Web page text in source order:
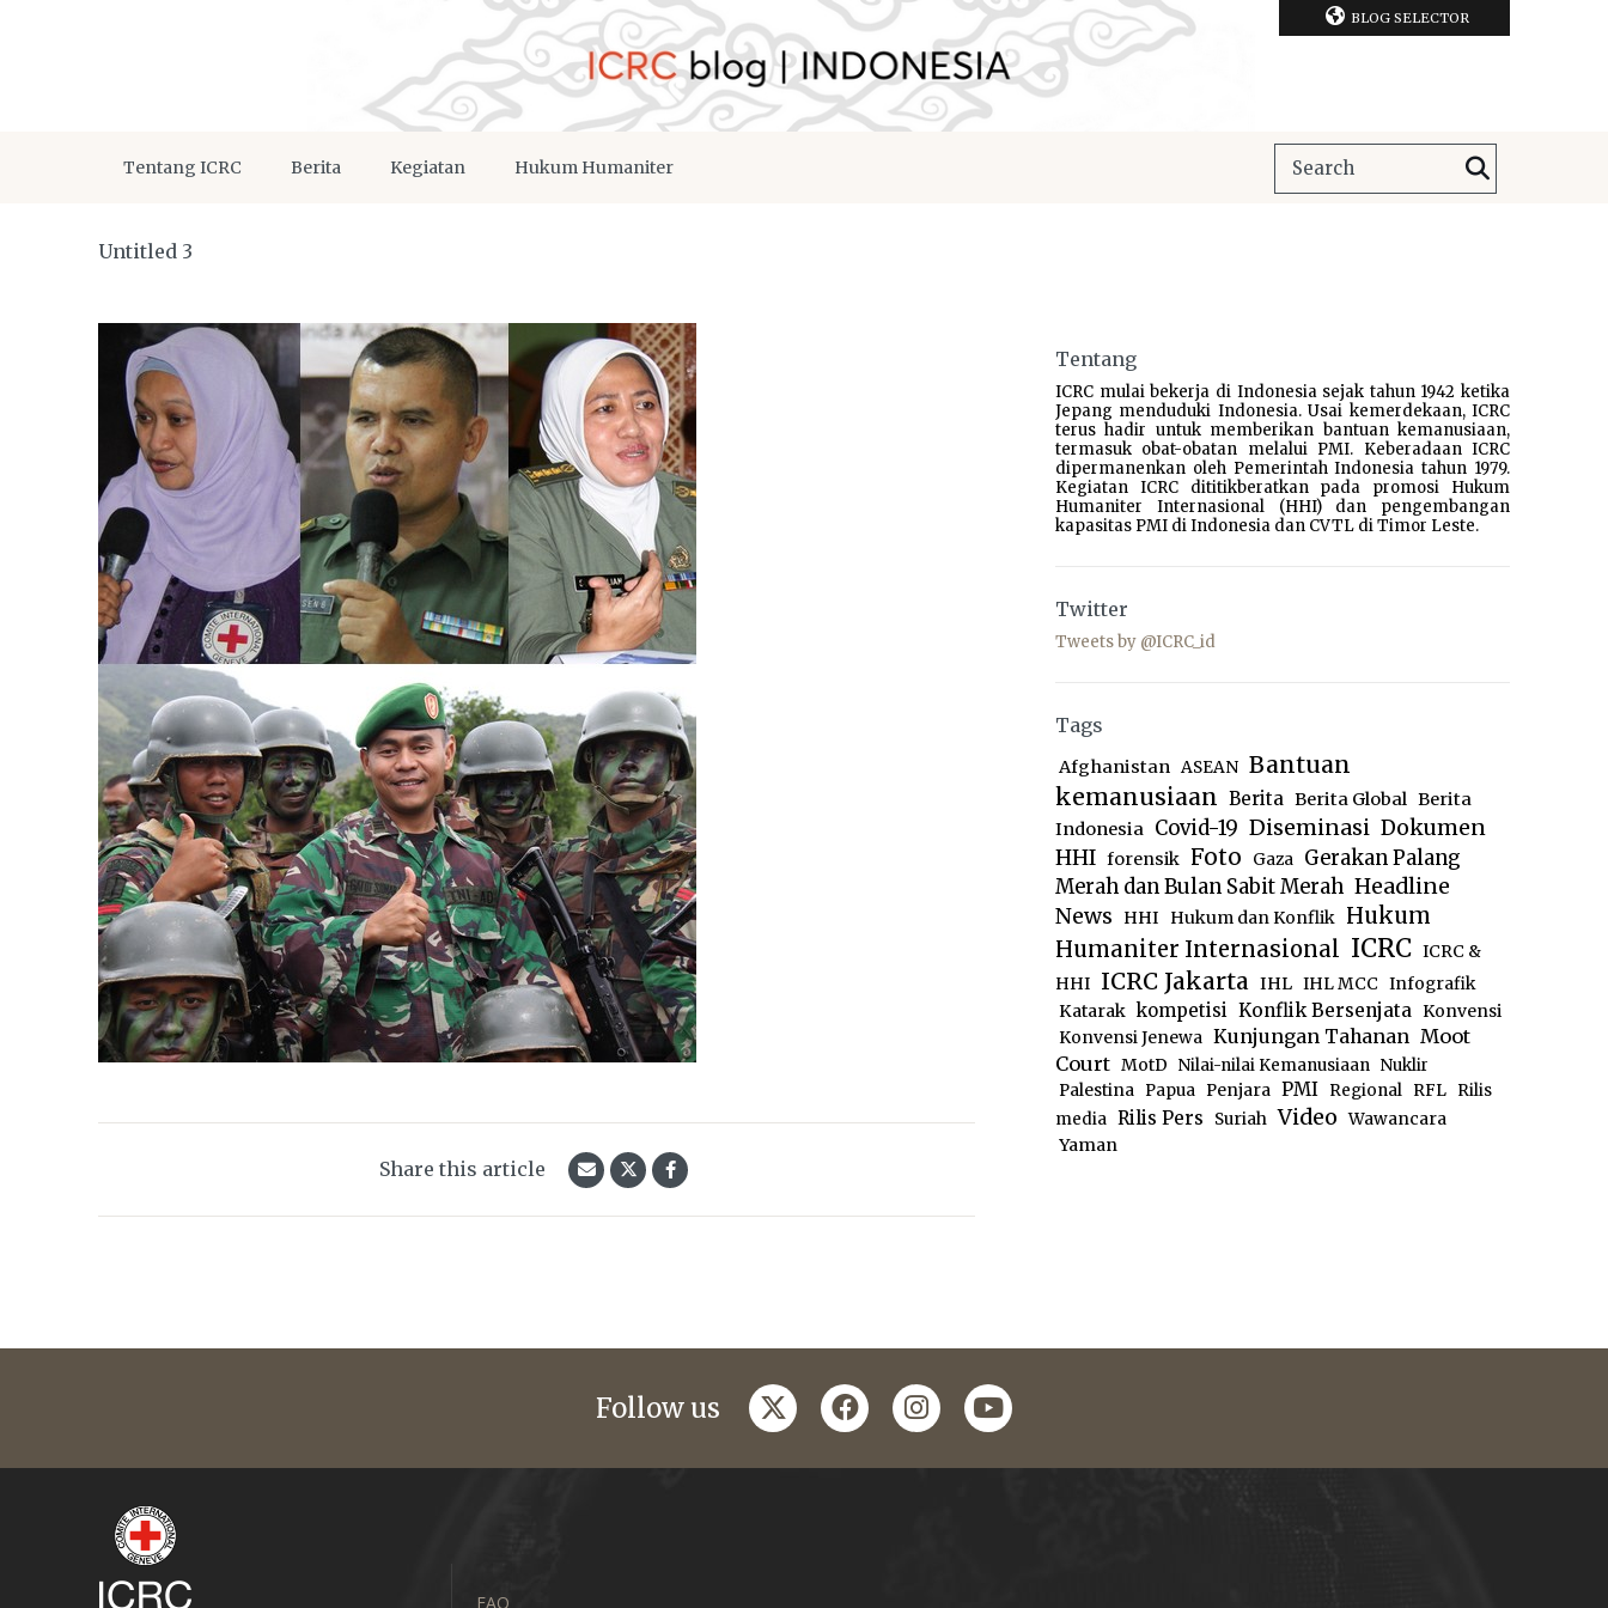
BLOG SELECTOR
Tentang ICRC Berita Kegiatan Hukum Humaniter
Untitled 3
Share this article
Tentang
ICRC mulai bekerja di Indonesia sejak tahun 1942 ketika
Jepang menduduki Indonesia. Usai kemerdekaan, ICRC
terus hadir untuk memberikan bantuan kemanusiaan,
termasuk obat-obatan melalui PMI. Keberadaan ICRC
dipermanenkan oleh Pemerintah Indonesia tahun 1979.
Kegiatan ICRC dititikberatkan pada promosi Hukum
Humaniter Internasional (HHI) dan pengembangan
kapasitas PMI di Indonesia dan CVTL di Timor Leste.
Twitter
Tweets by @ICRC_id
Tags
Afghanistan ASEAN Bantuan
kemanusiaan Berita Berita Global Berita
Indonesia Covid-19 Diseminasi Dokumen
HHI forensik Foto Gaza Gerakan Palang
Merah dan Bulan Sabit Merah Headline
News
HHI Hukum dan Konflik Hukum
Humaniter Internasional ICRC ICRC &
HHI ICRC Jakarta IHL IHL MCC Infografik
Katarak kompetisi Konflik Bersenjata Konvensi
Konvensi Jenewa Kunjungan Tahanan Moot
Court MotD Nilai-nilai Kemanusiaan Nuklir
Palestina
Papua Penjara PMI Regional RFL
Rilis
media Rilis Pers Suriah Video Wawancara
Yaman
Follow us twitterfacebookinstagram
youtube
FAQ